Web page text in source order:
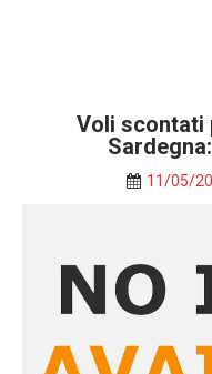
Voli scontati
11/05/